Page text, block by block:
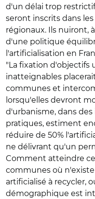
d'un délai trop
seront inscrits dans
régionaux. Ils nuiront,
d'une politique
l'artificialisation en
"La fixation d'objectifs
inatteignables
communes et
lorsqu'elles devront
d'urbanisme, dans
pratiques, estiment
réduire de 50%
ne délivrant qu'un
Comment atteindre
communes où
artificialisé à recycler,
démographique est